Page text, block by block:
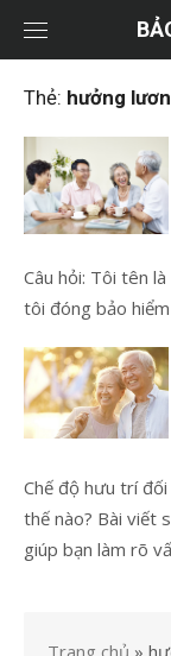
dungThẻ: hưởng
Câu hỏi: Tôi tên
tôi đóng bảo
Chế độ hưu trí
thế nào? Bài viết
giúp bạn làm rõ
Trang chủ »